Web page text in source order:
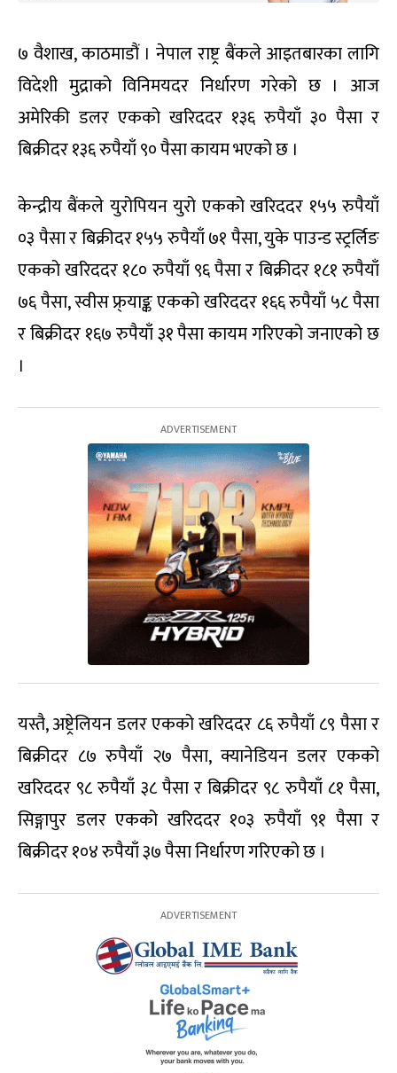
७ वैशाख, काठमाडौं । नेपाल राष्ट्र बैंकले आइतबारका लागि
विदेशी मुद्राको विनिमयदर निर्धारण गरेको छ । आज
अमेरिकी डलर एकको खरिददर १३६ रुपैयाँ ३० पैसा र
बिक्रीदर १३६ रुपैयाँ ९० पैसा कायम भएको छ ।
केन्द्रीय बैंकले युरोपियन युरो एकको खरिददर १५५ रुपैयाँ
०३ पैसा र बिक्रीदर १५५ रुपैयाँ ७१ पैसा, युके पाउन्ड स्ट्रर्लिङ
एकको खरिददर १८० रुपैयाँ ९६ पैसा र बिक्रीदर १८१ रुपैयाँ
७६ पैसा, स्वीस फ्र्याङ्क एकको खरिददर १६६ रुपैयाँ ५८ पैसा
र बिक्रीदर १६७ रुपैयाँ ३१ पैसा कायम गरिएको जनाएको छ
।
यस्तै, अष्ट्रेलियन डलर एकको खरिददर ८६ रुपैयाँ ८९ पैसा र
बिक्रीदर ८७ रुपैयाँ २७ पैसा, क्यानेडियन डलर एकको
खरिददर ९८ रुपैयाँ ३८ पैसा र बिक्रीदर ९८ रुपैयाँ ८१ पैसा,
सिङ्गापुर डलर एकको खरिददर १०३ रुपैयाँ ९१ पैसा र
बिक्रीदर १०४ रुपैयाँ ३७ पैसा निर्धारण गरिएको छ ।